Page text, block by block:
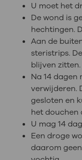
U moet het
De wond is
hechtingen.
Aan de
steristrips.
blijven zitten.
Na 14
verwijderen.
gesloten en
het douchen
U mag 14
Een droge
daarom